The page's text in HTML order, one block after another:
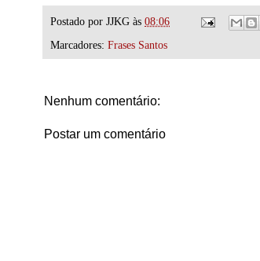
Postado por JJKG às 08:06
Marcadores: Frases Santos
Nenhum comentário:
Postar um comentário